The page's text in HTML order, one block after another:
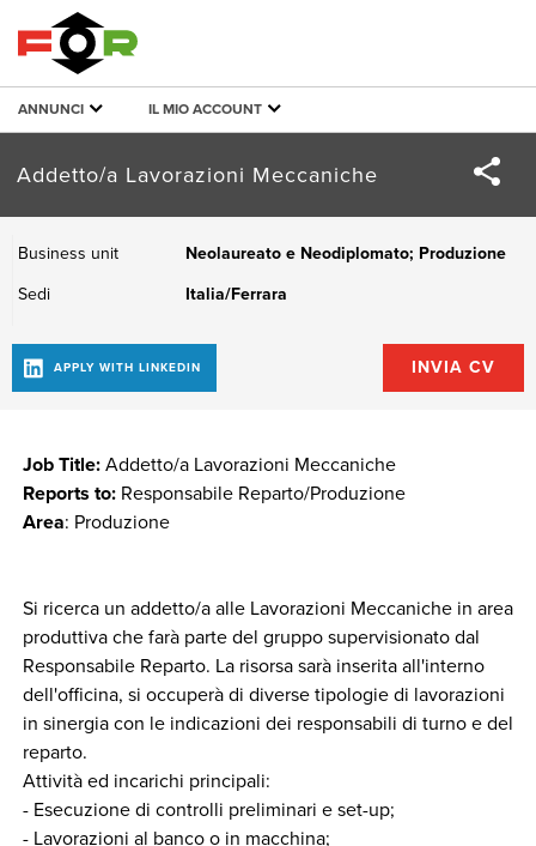
ANNUNCI IL MIO ACCOUNT
Addetto/a Lavorazioni Meccaniche
Business unit
Neolaureato e Neodiplomato; Produzione
Sedi
Italia/Ferrara
Job Title: Addetto/a Lavorazioni Meccaniche
Reports to: Responsabile Reparto/Produzione
Area: Produzione
Si ricerca un addetto/a alle Lavorazioni Meccaniche in area
produttiva che farà parte del gruppo supervisionato dal
Responsabile Reparto. La risorsa sarà inserita all'interno
dell'officina, si occuperà di diverse tipologie di lavorazioni
in sinergia con le indicazioni dei responsabili di turno e del
reparto.
Attività ed incarichi principali:
- Esecuzione di controlli preliminari e set-up;
- Lavorazioni al banco o in macchina;